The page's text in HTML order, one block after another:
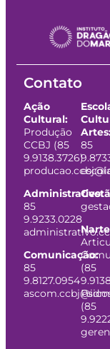
Contato
Ação
Cultural:
Produção
CCBJ (85
9.9138.3726)
Administrativo:
85
9.9233.0228
Comunicação:
85
9.8127.0954
85
(85
(85